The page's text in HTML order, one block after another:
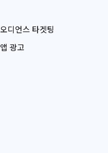
오디언스 타겟팅
앱 광고